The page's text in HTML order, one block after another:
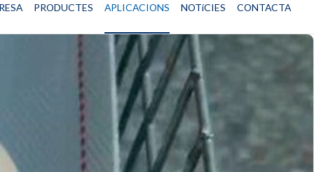
PRODUCTES APLICACIONS NOTíCIES CONTACTA
EMPRESA PRODUCTES APLICACIONS CONTACTA